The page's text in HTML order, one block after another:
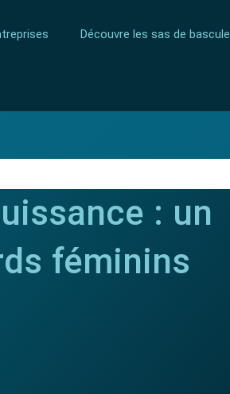
Découvre les sas de bascule
: un
féminins